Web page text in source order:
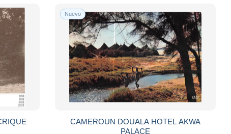
Nuevo
CAMEROUN DOUALA HOTEL AKWA
PALACE